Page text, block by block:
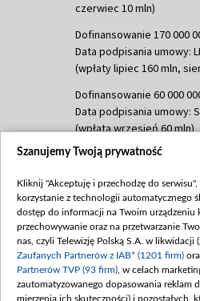
czerwiec 10 mln)
Dofinansowanie 170 000
Data podpisania umowy:
(wpłaty lipiec 160 mln,
Dofinansowanie 60 000
Data podpisania umowy:
(wpłata wrzesień 60 mln)
Dofinansowanie 635 783
(wpłata wrzesień 100
mln, listopad 265 mln)
Dofinansowanie 48 862
Data podpisania umowy:
(wpłata grudzień 60,548
Dofinansowanie 900 000
Szanujemy Twoją prywatność
Kliknij "Akceptuję i przechodzę do
korzystanie z technologii automatycznego
dostęp do informacji na Twoim urządzeniu
przechowywanie oraz na przetwarzanie
nas, czyli Telewizję Polską S.A. w likwidacji
Zaufanych Partnerów z IAB* (1201 firm)
Partnerów TVP (93 firm) , w celach
zautomatyzowanego dopasowania reklam
mierzenia ich skuteczności) i pozostałych,